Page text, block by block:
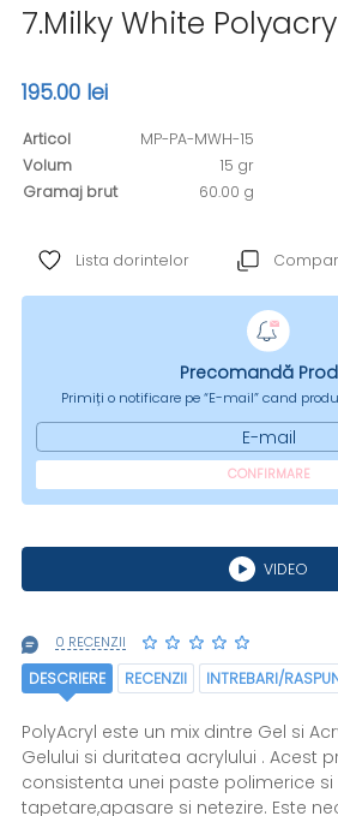
7.Milky White
195.00 lei
Articol
MP-PA-MWH-15
Volum
15 gr
Gramaj brut
60.00 g
Lista dorintelor
Precomandă
Primiți o notificare pe “E-mail” cand
E-mail
CONFIRMARE
VIDEO
0 RECENZII
DESCRIERE RECENZII INTREBARI/
PolyAcryl este un mix dintre Gel si
Gelului si duritatea acrylului . Acest
consistenta unei paste polimerice
tapetare,apasare si netezire. Este